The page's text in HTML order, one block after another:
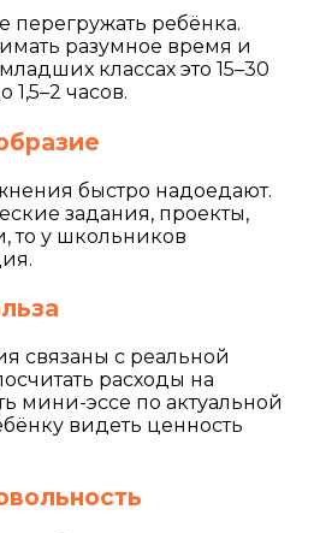
перегружать ребёнка.
разумное время и
классах это 15–30
часов.
быстро надоедают.
задания, проекты,
то у школьников
связаны с реальной
расходы на
мини-эссе по актуальной
видеть ценность